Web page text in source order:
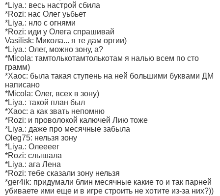
*Liya.: весь настрой сбила
*Rozi: нас Олег уьбьет
*Liya.: нло с огнями
*Rozi: иди у Олега спрашивай
Vasilisk: Микола... я те дам оргии)
*Liya.: Олег, можно зону, а?
*Micola: тамтолькотамтолькотам я налью всем по сто
грамм)
*Xaoc: была такая ступень на ней большими буквами ДМ
написано
*Micola: Олег, всех в зону)
*Liya.: такой план был
*Xaoc: а как звать непомню
*Rozi: и проволокой калючей Лию тоже
*Liya.: даже про месячные забыла
Oleg75: нельзя зону
*Liya.: Олеееег
*Rozi: слышала
*Liya.: ага Лена
*Rozi: тебе сказали зону нельзя
*ger4ik: придумали блин месячные какие то и так парней
убиваете ими еще и в игре строить не хотите из-за них?))